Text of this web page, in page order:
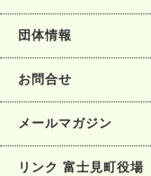
団体情報
お問合せ
メールマガジン
リンク 富士見町役場